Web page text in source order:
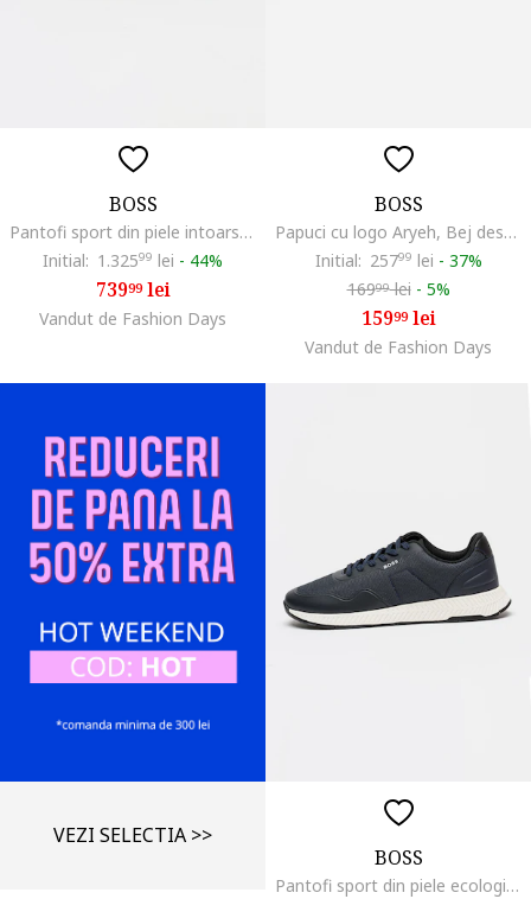
BOSS
Pantofi sport din piele intoarsa cu detaliu logo Ttnm Evo Runn, Maro inchis
Initial: 1.32599 lei - 44%
73999lei
Vandut de Fashion Days
BOSS
Papuci cu logo Aryeh, Bej deschis
Initial: 25799 lei - 37%
16999lei - 5%
15999lei
Vandut de Fashion Days
VEZI SELECTIA >>
BOSS
Pantofi sport din piele ecologica cu garnituri din material textil Titanium Runn, Negru/Albastru inchis